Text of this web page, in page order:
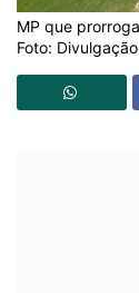
MP que
Foto: Divulgação